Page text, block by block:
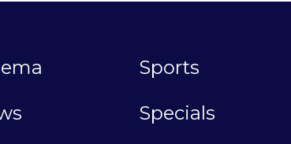
Sports
Specials